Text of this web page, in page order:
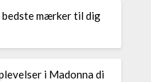
mærker til dig
i Madonna di